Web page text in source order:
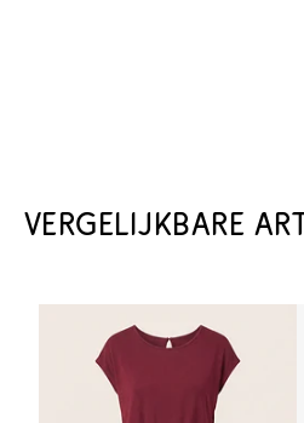
VERGELIJKBARE